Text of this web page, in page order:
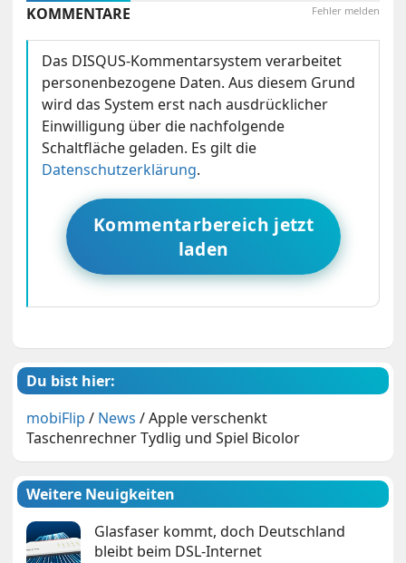
Fehler melden
KOMMENTARE
Das DISQUS-Kommentarsystem verarbeitet
personenbezogene Daten. Aus diesem Grund
wird das System erst nach ausdrücklicher
Einwilligung über die nachfolgende
Schaltfläche geladen. Es gilt die
Datenschutzerklärung.
Kommentarbereich jetzt
laden
Du bist hier:
mobiFlip / News /Apple verschenkt
Taschenrechner Tydlig und Spiel Bicolor
Weitere Neuigkeiten
Glasfaser kommt, doch Deutschland
bleibt beim DSL-Internet